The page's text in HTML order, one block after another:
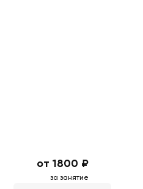
от 1800 ₽
за занятие